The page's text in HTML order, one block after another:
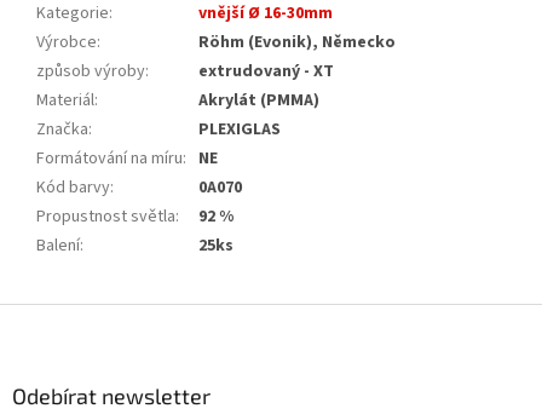
Kategorie:
vnější Ø 16-30mm
Výrobce:
Röhm (Evonik), Německo
způsob výroby:
extrudovaný - XT
Materiál:
Akrylát (PMMA)
Značka:
PLEXIGLAS
Formátování na míru: NE
Kód barvy:
0A070
Propustnost světla:
92 %
Balení: 25ks
Odebírat newsletter